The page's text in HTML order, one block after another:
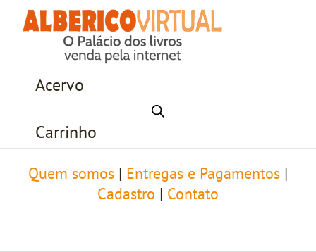
Acervo
Carrinho
Quem somos Entregas e Pagamentos
Cadastro
Contato